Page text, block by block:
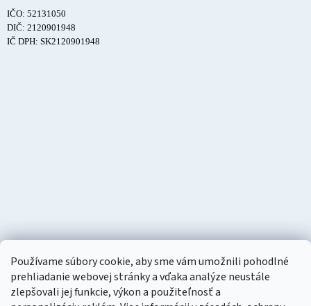
Používame súbory cookie, aby sme vám umožnili pohodlné
prehliadanie webovej stránky a vďaka analýze neustále
zlepšovali jej funkcie, výkon a použiteľnosť a
IČO: 52131050
DIČ: 2120901948
IČ DPH: SK2120901948